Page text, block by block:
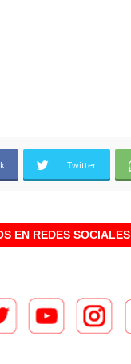
Twitter
EN REDES SOCIALES